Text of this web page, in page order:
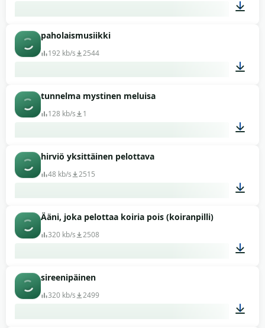
paholaismusiikki
192 kb/s 2544
tunnelma mystinen meluisa
128 kb/s 1
hirviö yksittäinen pelottava
48 kb/s 2515
Ääni, joka pelottaa koiria pois (koiranpilli)
320 kb/s 2508
sireenipäinen
320 kb/s 2499